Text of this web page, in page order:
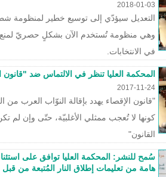
2018-01-03
التعديل سيؤدّي إلى توسيع خطير لمنظومة
وهي منظومة تُستخدم الآن بشكلٍ حصريّ
في الانتخابات.
المحكمة العليا تنظر في الالتماس ضد "قانون
2017-11-24
"قانون الإقصاء يهدد بإقالة النوّاب العرب
كونها لا تُعجب ممثلي الأغلبيّة، حتّى وإن لم
القانون"
سُمح للنشر: المحكمة العليا توافق على
هامة من تعليمات إطلاق النار المُتبعة من